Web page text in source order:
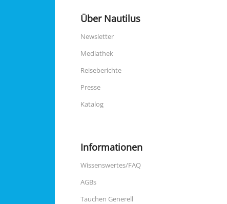
Über Nautilus
Newsletter
Mediathek
Reiseberichte
Presse
Katalog
Informationen
Wissenswertes/FAQ
AGBs
Tauchen Generell